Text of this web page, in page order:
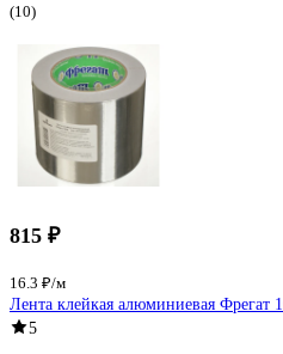
(10)
815 ₽
16.3 ₽/м
Лента клейкая алюминиевая
5